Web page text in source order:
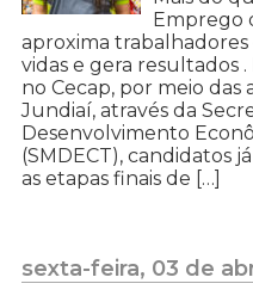
Emprego
aproxima
vidas e gera resultados
no Cecap, por meio
Jundiaí, através da
Desenvolvimento
(SMDECT), candidatos
as etapas finais de […]
sexta-feira, 03 de